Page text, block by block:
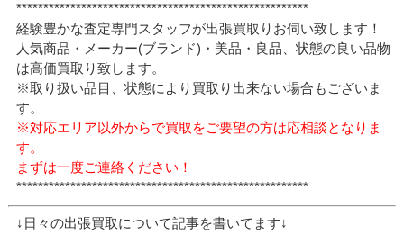
******************************************************
経験豊かな査定専門スタッフが出張買取りお伺い致します！
人気商品・メーカー(ブランド)・美品・良品、状態の良い品物
は高価買取り致します。
※取り扱い品目、状態により買取り出来ない場合もございま
す。
※対応エリア以外からで買取をご要望の方は応相談となりま
す。
まずは一度ご連絡ください！
******************************************************
↓日々の出張買取について記事を書いてます↓